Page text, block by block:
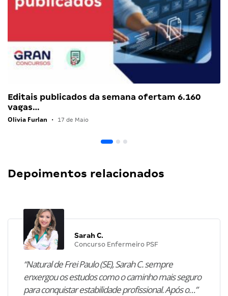
Editais publicados da semana ofertam 6.160
vagas…
Olivia Furlan • 17 de Maio
Depoimentos relacionados
Sarah C.
Concurso Enfermeiro PSF
“Natural de Frei Paulo (SE), Sarah C. sempre
enxergou os estudos como o caminho mais seguro
para conquistar estabilidade profissional. Após o…”